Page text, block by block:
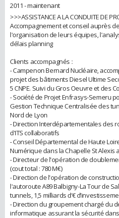
2011 - maintenant
>>>ASSISTANCE A LA CONDUITE DE
Accompagnement et conseil auprès
l'organisation de leurs équipes,
délais planning
Clients accompagnés :
- Campenon Bernard Nucléaire,
projet des bâtiments Diesel Ultime
5 CNPE. Suivi du Gros Oeuvre et des
- Société de Projet Enfrasys-Semeru
Gestion Technique Centralisée des
Nord de Lyon
- Direction Interdépartementales des
d'ITS collaboratifs
- Conseil Départemental de Haute
Numérique dans la Chapelle St Alexis
- Directeur de l'opération de
(cout total : 780 M€)
- Direction de l'opération de
l'autoroute A89 Balbigny-La Tour de
tunnels, 1,5 milliards d’€
- Direction du groupement chargé du
informatique assurant la sécurité